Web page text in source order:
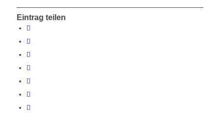
Eintrag teilen